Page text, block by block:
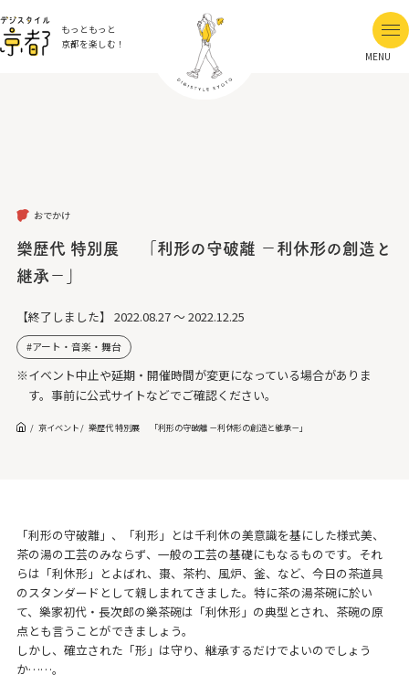
もっともっと
京都を楽しむ！
MENU
おでかけ
樂歴代 特別展 「利形の守破離 －利休形の創造と
継承－」
【終了しました】 2022.08.27 ～ 2022.12.25
アート・音楽・舞台
※イベント中止や延期・開催時間が変更になっている場合がありま
す。事前に公式サイトなどでご確認ください。
京イベント 樂歴代 特別展 「利形の守破離 －利休形の創造と継承－」
「利形の守破離」、「利形」とは千利休の美意識を基にした様式美、
茶の湯の工芸のみならず、一般の工芸の基礎にもなるものです。それ
らは「利休形」とよばれ、棗、茶杓、風炉、釜、など、今日の茶道具
のスタンダードとして親しまれてきました。特に茶の湯茶碗に於い
て、樂家初代・長次郎の樂茶碗は「利休形」の典型とされ、茶碗の原
点とも言うことができましょう。
しかし、確立された「形」は守り、継承するだけでよいのでしょう
か……。